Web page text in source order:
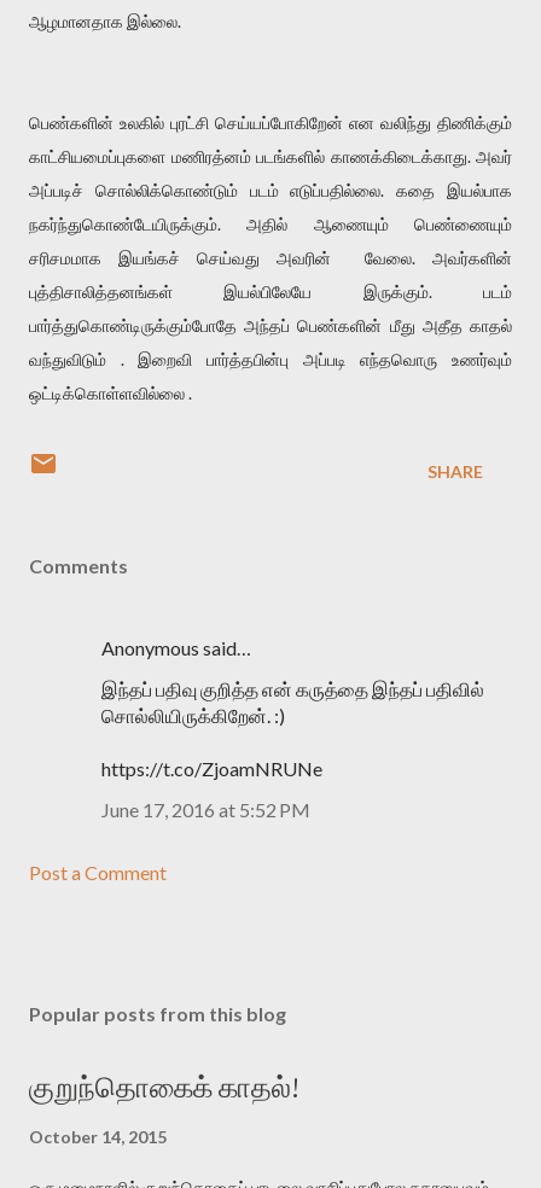
ஆழமானதாக இல்லை.
பெண்களின் உலகில் புரட்சி செய்யப்போகிறேன் என வலிந்து திணிக்கும்
காட்சியமைப்புகளை மணிரத்னம் படங்களில் காணக்கிடைக்காது. அவர்
அப்படிச் சொல்லிக்கொண்டும் படம் எடுப்பதில்லை. கதை இயல்பாக
நகர்ந்துகொண்டேயிருக்கும். அதில் ஆணையும் பெண்ணையும்
சரிசமமாக இயங்கச் செய்வது அவரின் வேலை. அவர்களின்
புத்திசாலித்தனங்கள் இயல்பிலேயே இருக்கும். படம்
பார்த்துகொண்டிருக்கும்போதே அந்தப் பெண்களின் மீது அதீத காதல்
வந்துவிடும் . இறைவி பார்த்தபின்பு அப்படி எந்தவொரு உணர்வும்
ஒட்டிக்கொள்ளவில்லை .
SHARE
Comments
Anonymous said…
இந்தப் பதிவு குறித்த என் கருத்தை இந்தப் பதிவில்
சொல்லியிருக்கிறேன். :)
https://t.co/ZjoamNRUNe
June 17, 2016 at 5:52 PM
Post a Comment
Popular posts from this blog
குறுந்தொகைக் காதல்!
October 14, 2015